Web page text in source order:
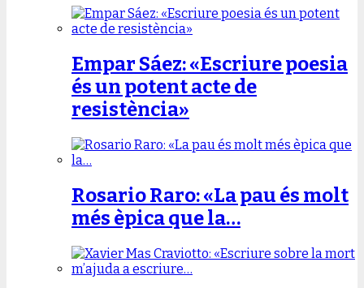
Empar Sáez: «Escriure poesia
és un potent acte de
resistència»
Rosario Raro: «La pau és molt
més èpica que la…